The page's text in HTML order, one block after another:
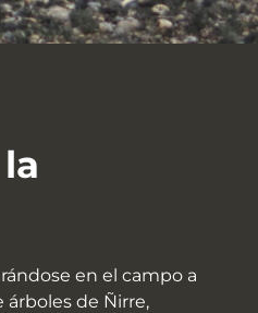
en el campo a
de Ñirre,